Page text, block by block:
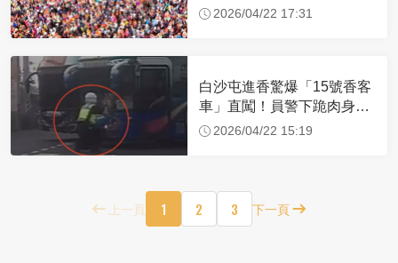
32.1萬創新高
2026/04/22 17:31
白沙屯進香驚爆「15號香客
車」直闖！員警下跪肉身擋
車：讓行人先過
2026/04/22 15:19
上一頁 1 2 3 下一頁